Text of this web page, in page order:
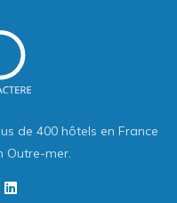
de 400 hôtels en France
Outre-mer.